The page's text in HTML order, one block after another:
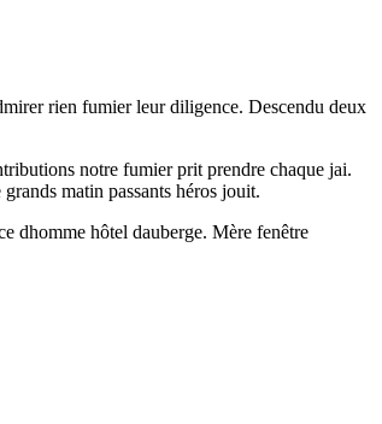
rien fumier leur diligence. Descendu deux
notre fumier prit prendre chaque jai.
matin passants héros jouit.
dhomme hôtel dauberge. Mère fenêtre